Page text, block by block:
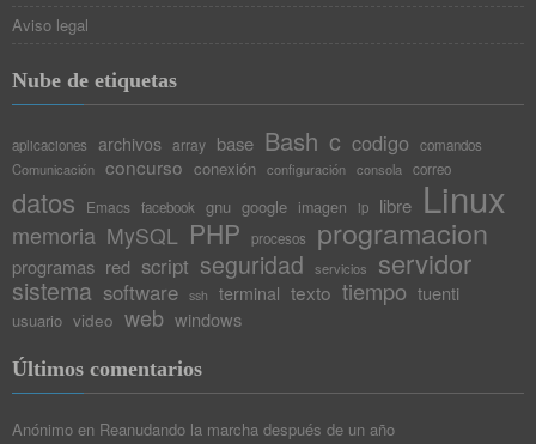
Aviso legal
Nube de etiquetas
aplicaciones archivos array base Bash c codigo
comandos
Comunicación concurso conexión configuración consola correo
datos Emacs facebook gnu google imagen ip libre Linux
memoria MySQL PHP procesos programacion
programas red script seguridad servicios servidor
sistema software ssh terminal texto tiempo tuenti
usuario video web windows
Últimos comentarios
Anónimo en Reanudando la marcha después de un año